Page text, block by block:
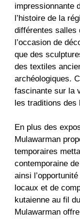
impressionnante
l’histoire de la
différentes salles
l’occasion de
que des
des textiles
archéologiques.
fascinante sur la
les traditions des
En plus des
Mulawarman
temporaires
contemporaine
ainsi
locaux et de
kutaienne au fil
Mulawarman